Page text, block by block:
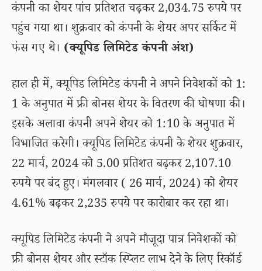
कंपनी का शेयर पांच प्रतिशत चढ़कर 2,034.75 रुपये पर
पहुंच गया था। शुक्रवार को कंपनी के शेयर अपर सर्किट में
फंस गए थे। (क्यूपिड लिमिटेड कंपनी अंश)
हाल ही में, क्यूपिड लिमिटेड कंपनी ने अपने निवेशकों को 1:
1 के अनुपात में फ्री बोनस शेयर के वितरण की घोषणा की।
इसके अलावा कंपनी अपने शेयर को 1:10 के अनुपात में
विभाजित करेगी। क्यूपिड लिमिटेड कंपनी के शेयर शुक्रवार,
22 मार्च, 2024 को 5.00 प्रतिशत बढ़कर 2,107.10
रुपये पर बंद हुए। मंगलवार ( 26 मार्च, 2024) को शेयर
4.61% बढ़कर 2,235 रुपये पर कारोबार कर रहा था।
क्यूपिड लिमिटेड कंपनी ने अपने मौजूदा पात्र निवेशकों को
फ्री बोनस शेयर और स्टॉक स्प्लिट लाभ देने के लिए रिकॉर्ड